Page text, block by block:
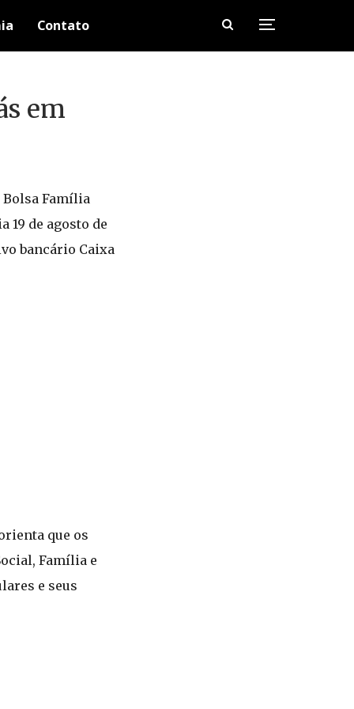
Contato
em
Família
19 de agosto de
bancário Caixa
que os
Família e
e seus